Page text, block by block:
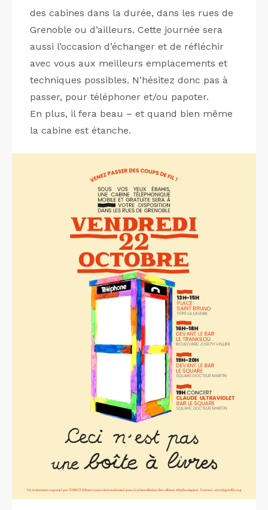
des cabines dans la durée, dans les rues de
Grenoble ou d’ailleurs. Cette journée sera
aussi l’occasion d’échanger et de réfléchir
avec vous aux meilleurs emplacements et
techniques possibles. N’hésitez donc pas à
passer, pour téléphoner et/ou papoter.
En plus, il fera beau – et quand bien même
la cabine est étanche.